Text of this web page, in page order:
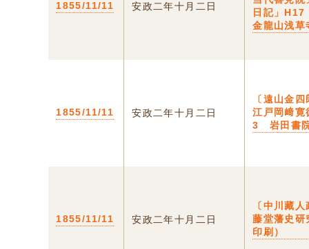
1855/11/11 安政二年十月二日
日記」
金龍山浅草
1855/11/11 安政二年十月二日
〔遠山金
江戸岡﨑
3 岩田書
1855/11/11 安政二年十月二日
〔中川藏
藤堂藩史研
印刷）